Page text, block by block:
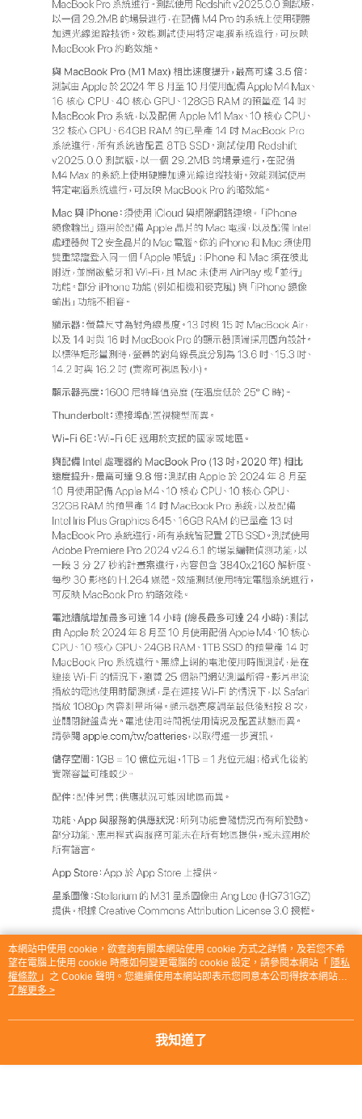
【產品責任險：詳見商店簡介】https://bit.ly/3dfpgis
本網站中使用 cookie，欲查詢有關本網站使用 cookie 方式之詳情，及若您不希
望在電腦上使用 cookie 時應如何變更電腦的 cookie 設定，請參閱本網站「 隱私
權條款 」之 Cookie 聲明。您繼續使用本網站即表示您同意本公司得按本網站使
用條款之 Cookie 聲明使用 cookie。
了解更多 >
我知道了